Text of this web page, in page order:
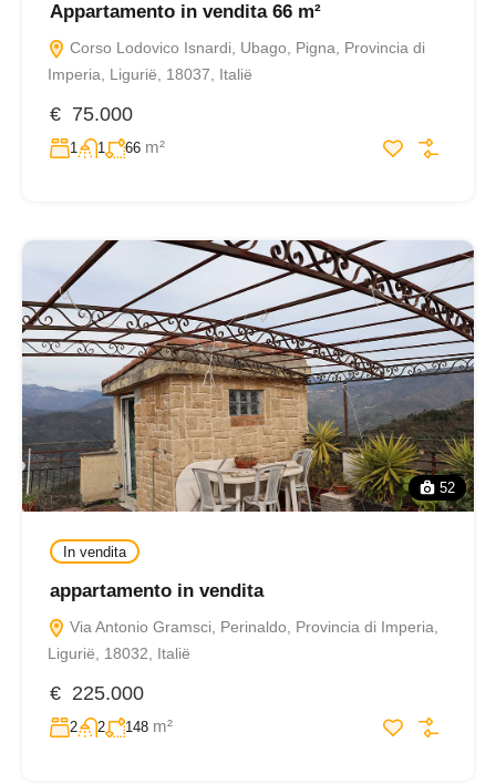
Appartamento in vendita 66 m²
Corso Lodovico Isnardi, Ubago, Pigna, Provincia di
Imperia, Ligurië, 18037, Italië
€ 75.000
1 1 66 m²
52
In vendita
appartamento in vendita
Via Antonio Gramsci, Perinaldo, Provincia di Imperia,
Ligurië, 18032, Italië
€ 225.000
2 2 148 m²